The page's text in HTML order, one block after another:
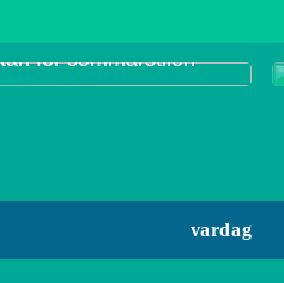
för sommarstilen
vardag